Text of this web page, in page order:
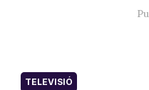
TELEVISIÓ